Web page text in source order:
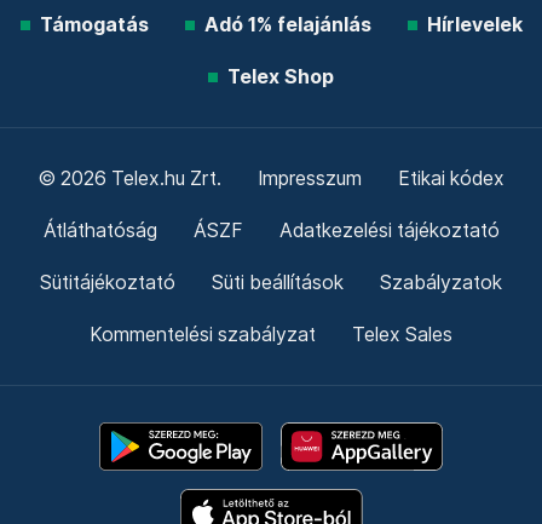
Támogatás Adó 1% felajánlás Hírlevelek
Telex Shop
© 2026 Telex.hu Zrt. Impresszum Etikai kódex
Átláthatóság ÁSZF Adatkezelési tájékoztató
Sütitájékoztató Süti beállítások Szabályzatok
Kommentelési szabályzat Telex Sales